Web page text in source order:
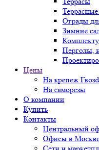
Ограды
Зимние
Перголы,
Цены
На крепеж
На саморезы
О компании
Купить
Контакты
Центральный
Офисы в